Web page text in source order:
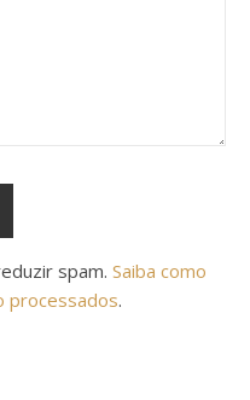
spam. Saiba como
processados.